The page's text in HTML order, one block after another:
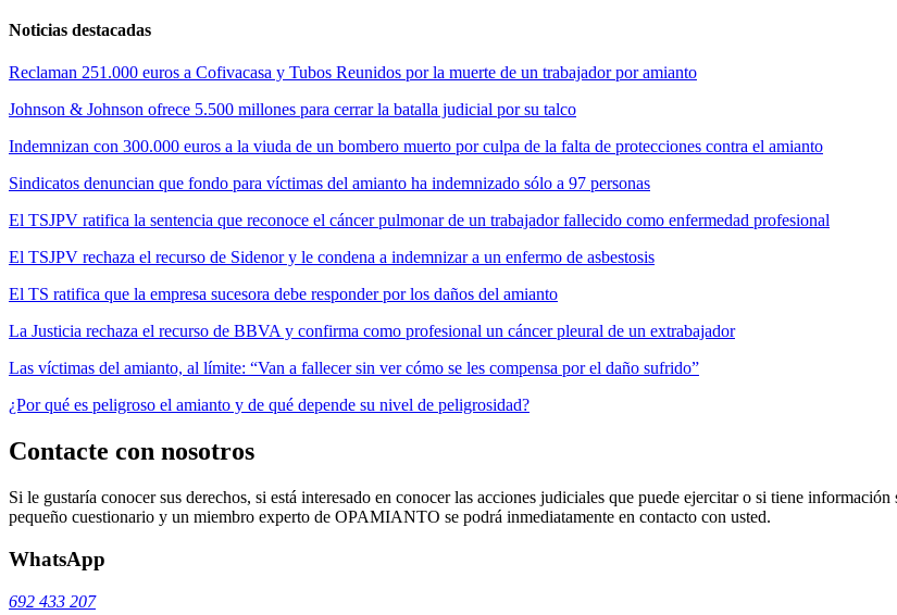
Noticias destacadas
Reclaman 251.000 euros a Cofivacasa y Tubos Reunidos por la muerte de un trabajador por amianto
Johnson & Johnson ofrece 5.500 millones para cerrar la batalla judicial por su talco
Indemnizan con 300.000 euros a la viuda de un bombero muerto por culpa de la falta de protecciones contra el amianto
Sindicatos denuncian que fondo para víctimas del amianto ha indemnizado sólo a 97 personas
El TSJPV ratifica la sentencia que reconoce el cáncer pulmonar de un trabajador fallecido como enfermedad profesional
El TSJPV rechaza el recurso de Sidenor y le condena a indemnizar a un enfermo de asbestosis
El TS ratifica que la empresa sucesora debe responder por los daños del amianto
La Justicia rechaza el recurso de BBVA y confirma como profesional un cáncer pleural de un extrabajador
Las víctimas del amianto, al límite: “Van a fallecer sin ver cómo se les compensa por el daño sufrido”
¿Por qué es peligroso el amianto y de qué depende su nivel de peligrosidad?
Contacte con nosotros
Si le gustaría conocer sus derechos, si está interesado en conocer las acciones judiciales que puede ejercitar o si tiene
pequeño cuestionario y un miembro experto de OPAMIANTO se podrá inmediatamente en contacto con usted.
WhatsApp
692 433 207